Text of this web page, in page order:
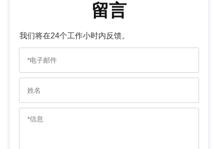
留言
我们将在24个工作小时内反馈。